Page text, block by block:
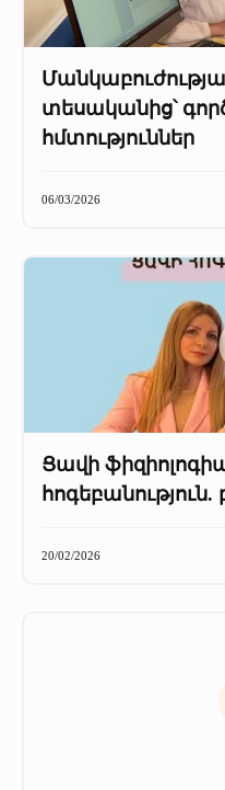
տեսականից՝
հմտություններ
06/03/2026
Ցավի
հոգեբանություն.
20/02/2026